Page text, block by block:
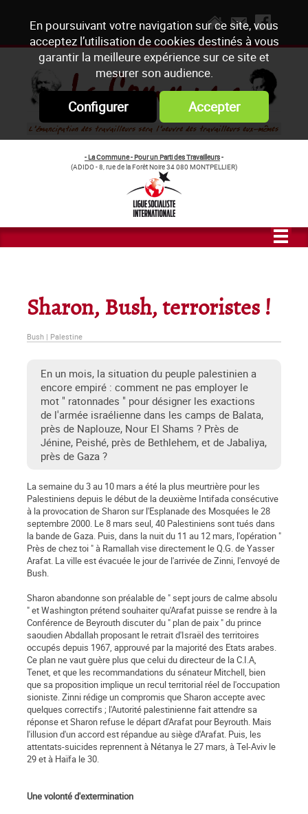
En poursuivant votre navigation sur ce site, vous
acceptez l’utilisation de cookies destinés à vous
garantir la meilleure expérience sur ce site et
mesurer son audience.
Configurer Accepter
- La Commune - Pour un Parti des Travailleurs-
(ADIDO - 8, rue de la Forêt Noire 34 080 MONTPELLIER)
Sharon, Bush, terroristes !
Bush | Palestine
En un mois, la situation du peuple palestinien a
encore empiré : comment ne pas employer le
mot " ratonnades " pour désigner les exactions
de l'armée israélienne dans les camps de Balata,
près de Naplouze, Nour El Shams ? Près de
Jénine, Peishé, près de Bethlehem, et de Jabaliya,
près de Gaza ?
La semaine du 3 au 10 mars a été la plus meurtrière pour les
Palestiniens depuis le début de la deuxième Intifada consécutive
à la provocation de Sharon sur l'Esplanade des Mosquées le 28
septembre 2000. Le 8 mars seul, 40 Palestiniens sont tués dans
la bande de Gaza. Puis, dans la nuit du 11 au 12 mars, l'opération "
Près de chez toi " à Ramallah vise directement le Q.G. de Yasser
Arafat. La ville est évacuée le jour de l'arrivée de Zinni, l'envoyé de
Bush.
Sharon abandonne son préalable de " sept jours de calme absolu
" et Washington prétend souhaiter qu'Arafat puisse se rendre à la
Conférence de Beyrouth discuter du " plan de paix " du prince
saoudien Abdallah proposant le retrait d'Israël des territoires
occupés depuis 1967, approuvé par la majorité des Etats arabes.
Ce plan ne vaut guère plus que celui du directeur de la C.I.A,
Tenet, et que les recommandations du sénateur Mitchell, bien
que sa proposition implique un recul territorial réel de l'occupation
sioniste. Zinni rédige un compromis que Sharon accepte avec
quelques correctifs ; l'Autorité palestinienne fait attendre sa
réponse et Sharon refuse le départ d'Arafat pour Beyrouth. Mais
l'illusion d'un accord est répandue au siège d'Arafat. Puis, les
attentats-suicides reprennent à Nétanya le 27 mars, à Tel-Aviv le
29 et à Haïfa le 30.
Une volonté d'extermination